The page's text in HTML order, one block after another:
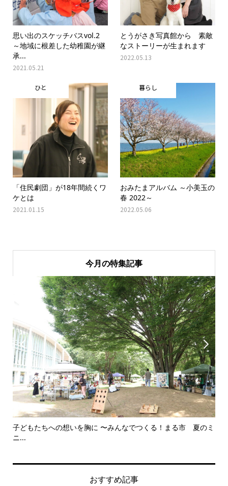
思い出のスケッチバスvol.2
～地域に根差した幼稚園が継
承...
2021.05.21
とうがさき写真館から 素敵
なストーリーが生まれます
2022.05.13
ひと
「住民劇団」が18年間続くワ
ケとは
2021.01.15
暮らし
おみたまアルバム ～小美玉の
春 2022～
2022.05.06
今月の特集記事

子どもたちへの想いを胸に 〜みんなでつくる！まる市 夏のミ
ニ...

おすすめ記事